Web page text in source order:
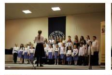
- - Zoznam platných vnútorných
- - Dodatok č.1, č.2 k ZL ZUŠ Poltár
- - Pedagogická rada
- Verejné obstarávanie